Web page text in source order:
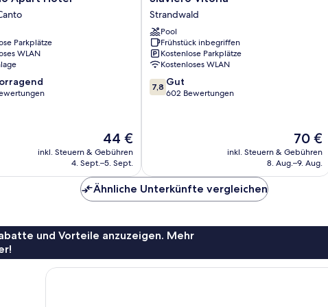
Parkplätze
WLAN
Der
Preis
beträgt
44 €
inkl. Steuern & Gebühren
4. Sept.–5. Sept.
Vitória
Strandwald
Strandwald
Pool
Frühstück inbegriffen
Kostenlose Parkplätze
Kostenloses WLAN
7.8
von
7,8 Gut
602 Bewertungen
Der
Preis
beträgt
70 €
inkl. Steuern & Gebühren
8. Aug.–9. Aug.
Ähnliche Unterkünfte vergleichen
und Vorteile anzuzeigen. Mehr